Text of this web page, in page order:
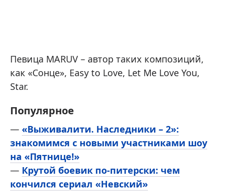
Певица MARUV – автор таких композиций,
как «Сонце», Easy to Love, Let Me Love You,
Star.
Популярное
— «Выживалити. Наследники – 2»:
знакомимся с новыми участниками шоу
на «Пятнице!»
— Крутой боевик по-питерски: чем
кончился сериал «Невский»